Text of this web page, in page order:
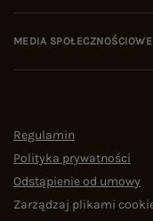
MEDIA SPOŁECZNOŚCIOWE
Regulamin
Polityka prywatności
Odstąpienie od umowy
Zarządzaj plikami